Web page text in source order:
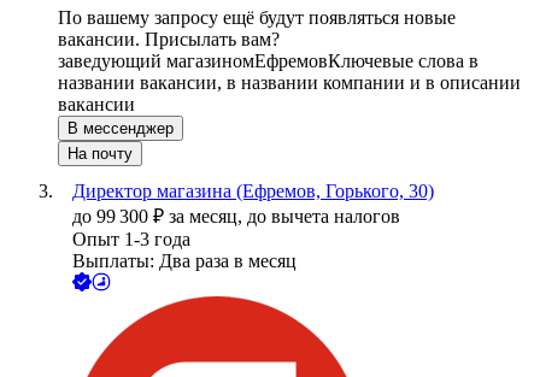
По вашему запросу ещё будут появляться новые
вакансии. Присылать вам?
заведующий магазиномЕфремовКлючевые слова в
названии вакансии, в названии компании и в описании
вакансии
В мессенджер
На почту
Директор магазина (Ефремов, Горького, 30)
до 99 300 ₽ за месяц, до вычета налогов
Опыт 1-3 года
Выплаты: Два раза в месяц